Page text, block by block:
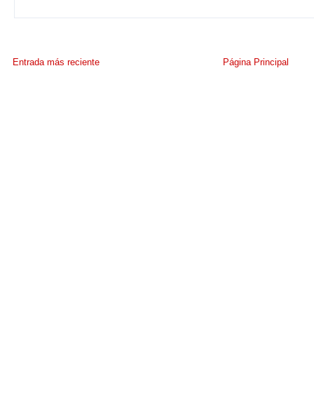
Entrada más reciente Página Principal